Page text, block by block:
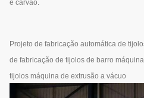
e carvão.
Projeto de fabricação automática de
de fabricação de tijolos de barro
tijolos máquina de extrusão a vácuo